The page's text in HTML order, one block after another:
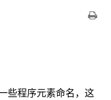
些程序元素命名，这